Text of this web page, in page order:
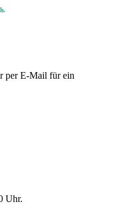
per E-Mail für ein
Uhr.